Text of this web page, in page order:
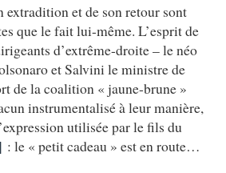
extradition et de son retour sont
que le fait lui-même. L’esprit de
d’extrême-droite – le néo
et Salvini le ministre de
de la coalition « jaune-brune »
instrumentalisé à leur manière,
utilisée par le fils du
: le « petit cadeau » est en route…